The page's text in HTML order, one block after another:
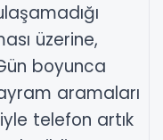
üzerine,
boyunca
aramaları
telefon artık